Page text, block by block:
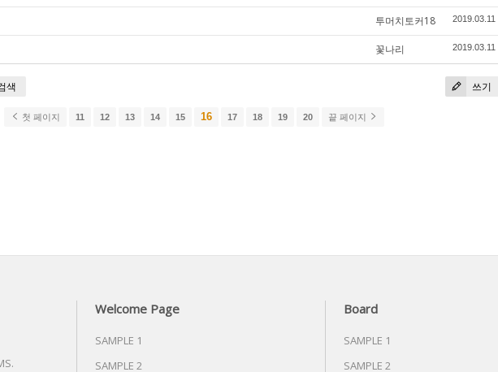
투머치토커18 2019.03.11
꽃나리 2019.03.11
쓰기
색
첫 페이지 11 12 13 14 15 16 17 18 19 20 끝 페이지
Welcome Page
SAMPLE 1
SAMPLE 2
Board
SAMPLE 1
SAMPLE 2